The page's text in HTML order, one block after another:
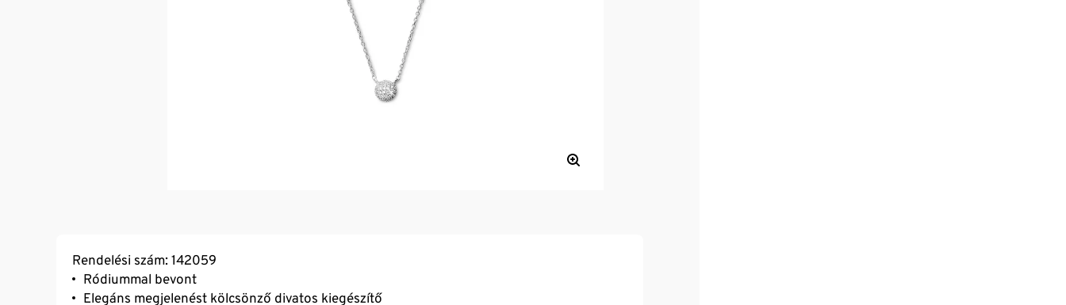
Rendelési szám: 142059
Ródiummal bevont
Elegáns megjelenést kölcsönző divatos kiegészítő